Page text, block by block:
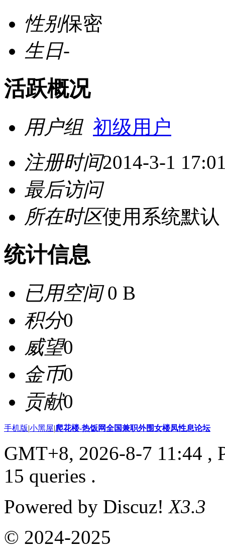
性别保密
生日-
活跃概况
用户组 初级用户
注册时间2014-3-1
最后访问
所在时区使用系统默认
统计信息
已用空间0 B
积分0
威望0
金币0
贡献0
手机版|小黑屋|爬花楼-热饭网全国兼职外围女楼凤性息论坛
GMT+8, 2026-8-7 11:44 ,
15 queries .
Powered by Discuz!X3.3
© 2024-2025